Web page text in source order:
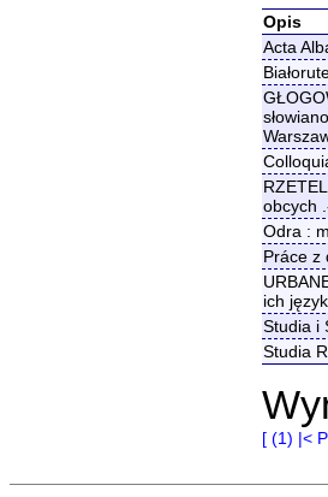
Opis
Acta
obcych
Odra :
Práce z
ich
Studia i
Studia
[ (1) |<